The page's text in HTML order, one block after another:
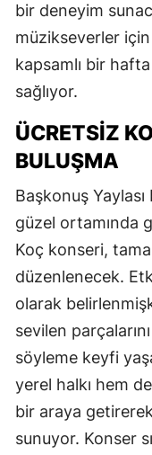
bir deneyim
müzikseverler
kapsamlı bir
sağlıyor.
ÜCRETSİZ
BULUŞMA
Başkonuş
güzel ortamında
Koç konseri,
düzenlenecek.
olarak
sevilen
söyleme keyfi
yerel halkı hem
bir araya
sunuyor. Konser